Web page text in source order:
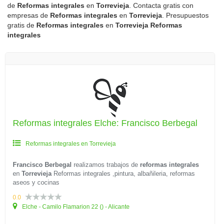
de Reformas integrales en Torrevieja . Contacta gratis con
empresas de Reformas integrales en Torrevieja . Presupuestos
gratis de Reformas integrales en Torrevieja Reformas
integrales
Reformas integrales Elche: Francisco Berbegal
Reformas integrales en Torrevieja
Francisco Berbegal realizamos trabajos de reformas integrales
en TorreviejaReformas integrales ,pintura, albañileria, reformas
aseos y cocinas
0.0
Elche - Camilo Flamarion 22 () - Alicante